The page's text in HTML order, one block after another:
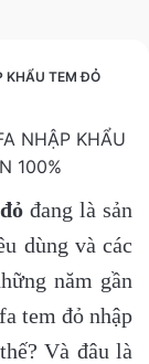
KHẨU TEM ĐỎ
NHẬP KHẨU
100%
đang là sản
dùng và các
năm gần
tem đỏ nhập
Và đâu là